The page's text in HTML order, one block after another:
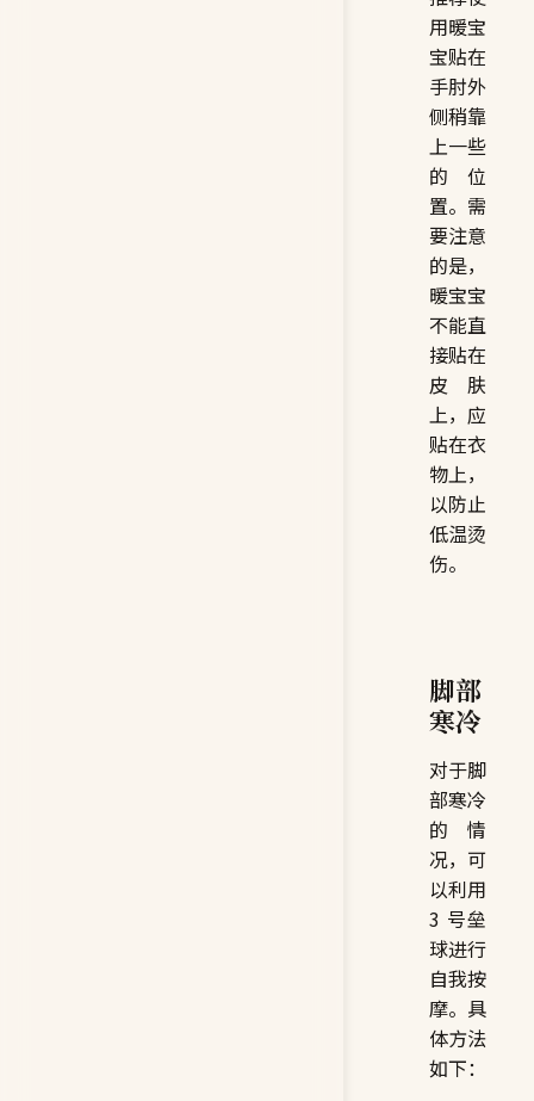
用暖宝
宝贴在
手肘外
侧稍靠
上一些
的位
置。需
要注意
的是，
暖宝宝
不能直
接贴在
皮肤
上，应
贴在衣
物上，
以防止
低温烫
伤。
脚部
寒冷
对于脚
部寒冷
的情
况，可
以利用
3 号垒
球进行
自我按
摩。具
体方法
如下：